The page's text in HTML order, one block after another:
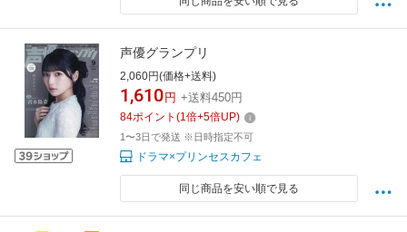
声優グランプリ
2,060円(価格+送料)
1,610 円 +送料450円
84ポイント (1倍+5倍UP)
1〜3日で発送 ※日時指定不可
ドラマ×プリンセスカフェ
同じ商品を安い順で見る